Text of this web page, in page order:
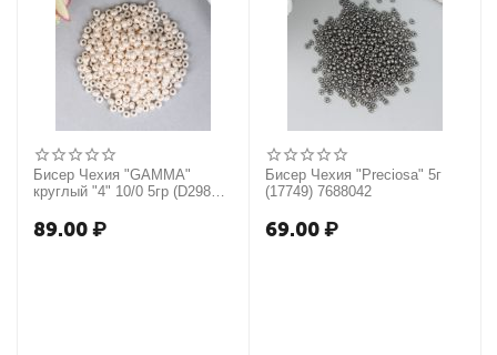
Бисер Чехия "GAMMA"
круглый "4" 10/0 5гр (D298
89.00₽
Бисер Чехия "Preciosa" 5г
(17749) 7688042
69.00₽